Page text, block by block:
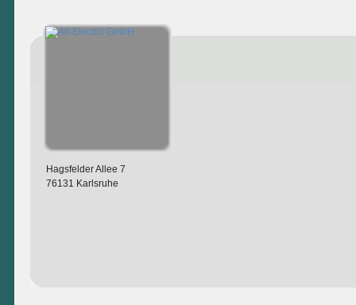
Hagsfelder Allee 7
76131 Karlsruhe